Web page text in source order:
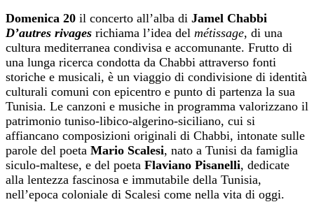
Domenica 20 il concerto all’alba di Jamel Chabbi
D’autres rivages richiama l’idea del métissage, di una
cultura mediterranea condivisa e accomunante. Frutto di
una lunga ricerca condotta da Chabbi attraverso fonti
storiche e musicali, è un viaggio di condivisione di identità
culturali comuni con epicentro e punto di partenza la sua
Tunisia. Le canzoni e musiche in programma valorizzano il
patrimonio tuniso-libico-algerino-siciliano, cui si
affiancano composizioni originali di Chabbi, intonate sulle
parole del poeta Mario Scalesi, nato a Tunisi da famiglia
siculo-maltese, e del poeta Flaviano Pisanelli, dedicate
alla lentezza fascinosa e immutabile della Tunisia,
nell’epoca coloniale di Scalesi come nella vita di oggi.